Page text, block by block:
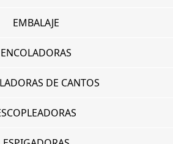
EMBALAJE
ENCOLADORAS
DE CANTOS